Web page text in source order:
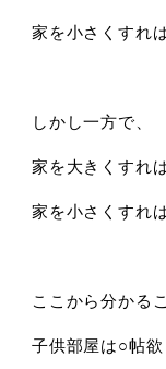
家を小さくすれ
しかし一方で、
家を大きくすれ
家を小さくすれ
ここから分かる
子供部屋は○帖